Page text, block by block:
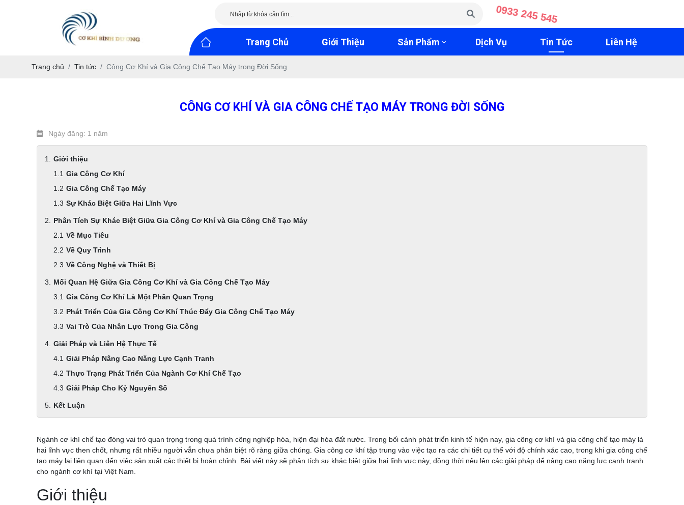
0933 245 545
Trang Chủ Giới Thiệu Sản Phẩm Dịch Vụ Tin Tức Liên Hệ
Trang chủ Tin tức Công Cơ Khí và Gia Công Chế Tạo Máy trong Đời Sống
CÔNG CƠ KHÍ VÀ GIA CÔNG CHẾ TẠO MÁY TRONG ĐỜI SỐNG
Ngày đăng: 1 năm
Giới thiệu
Gia Công Cơ Khí
Gia Công Chế Tạo Máy
Sự Khác Biệt Giữa Hai Lĩnh Vực
Phân Tích Sự Khác Biệt Giữa Gia Công Cơ Khí và Gia Công Chế Tạo Máy
Về Mục Tiêu
Về Quy Trình
Về Công Nghệ và Thiết Bị
Mối Quan Hệ Giữa Gia Công Cơ Khí và Gia Công Chế Tạo Máy
Gia Công Cơ Khí Là Một Phần Quan Trọng
Phát Triển Của Gia Công Cơ Khí Thúc Đẩy Gia Công Chế Tạo Máy
Vai Trò Của Nhân Lực Trong Gia Công
Giải Pháp và Liên Hệ Thực Tế
Giải Pháp Nâng Cao Năng Lực Cạnh Tranh
Thực Trạng Phát Triển Của Ngành Cơ Khí Chế Tạo
Giải Pháp Cho Kỷ Nguyên Số
Kết Luận
Ngành cơ khí chế tạo đóng vai trò quan trọng trong quá trình công nghiệp hóa, hiện đại hóa đất nước. Trong bối cảnh phát triển kinh tế hiện nay, gia công cơ khí và gia công chế tạo máy là
hai lĩnh vực then chốt, nhưng rất nhiều người vẫn chưa phân biệt rõ ràng giữa chúng. Gia công cơ khí tập trung vào việc tạo ra các chi tiết cụ thể với độ chính xác cao, trong khi gia công chế
tạo máy lại liên quan đến việc sản xuất các thiết bị hoàn chỉnh. Bài viết này sẽ phân tích sự khác biệt giữa hai lĩnh vực này, đồng thời nêu lên các giải pháp để nâng cao năng lực cạnh tranh
cho ngành cơ khí tại Việt Nam.
Giới thiệu